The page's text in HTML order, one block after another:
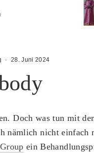
· 28. Juni 2024
Doch was tun mit
nämlich nicht einfach
ein